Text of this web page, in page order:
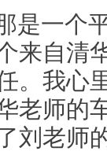
是一个
来自清
。我心
老师的
刘老师